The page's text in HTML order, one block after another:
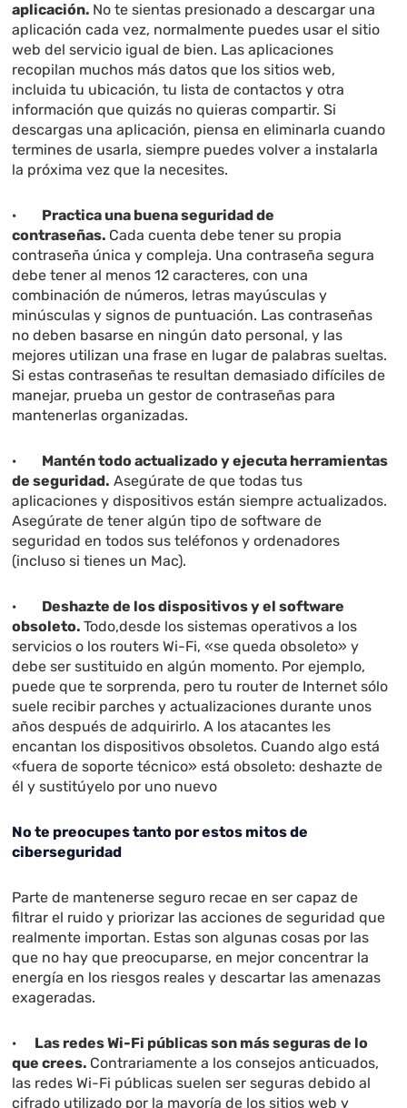
aplicación. No te sientas presionado a descargar una
aplicación cada vez, normalmente puedes usar el sitio
web del servicio igual de bien. Las aplicaciones
recopilan muchos más datos que los sitios web,
incluida tu ubicación, tu lista de contactos y otra
información que quizás no quieras compartir. Si
descargas una aplicación, piensa en eliminarla cuando
termines de usarla, siempre puedes volver a instalarla
la próxima vez que la necesites.
· Practica una buena seguridad de
contraseñas. Cada cuenta debe tener su propia
contraseña única y compleja. Una contraseña segura
debe tener al menos 12 caracteres, con una
combinación de números, letras mayúsculas y
minúsculas y signos de puntuación. Las contraseñas
no deben basarse en ningún dato personal, y las
mejores utilizan una frase en lugar de palabras sueltas.
Si estas contraseñas te resultan demasiado difíciles de
manejar, prueba un gestor de contraseñas para
mantenerlas organizadas.
· Mantén todo actualizado y ejecuta herramientas
de seguridad. Asegúrate de que todas tus
aplicaciones y dispositivos están siempre actualizados.
Asegúrate de tener algún tipo de software de
seguridad en todos sus teléfonos y ordenadores
(incluso si tienes un Mac).
· Deshazte de los dispositivos y el software
obsoleto.Todo,desde los sistemas operativos a los
servicios o los routers Wi-Fi, «se queda obsoleto» y
debe ser sustituido en algún momento. Por ejemplo,
puede que te sorprenda, pero tu router de Internet sólo
suele recibir parches y actualizaciones durante unos
años después de adquirirlo. A los atacantes les
encantan los dispositivos obsoletos. Cuando algo está
«fuera de soporte técnico» está obsoleto: deshazte de
él y sustitúyelo por uno nuevo
No te preocupes tanto por estos mitos de
ciberseguridad
Parte de mantenerse seguro recae en ser capaz de
filtrar el ruido y priorizar las acciones de seguridad que
realmente importan. Estas son algunas cosas por las
que no hay que preocuparse, en mejor concentrar la
energía en los riesgos reales y descartar las amenazas
exageradas.
· Las redes Wi-Fi públicas son más seguras de lo
que crees. Contrariamente a los consejos anticuados,
las redes Wi-Fi públicas suelen ser seguras debido al
cifrado utilizado por la mayoría de los sitios web y